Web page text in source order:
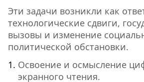
Эти задачи возникли как
технологические сдвиги,
вызовы и изменение
политической обстановки.
Освоение и осмысление
экранного чтения.